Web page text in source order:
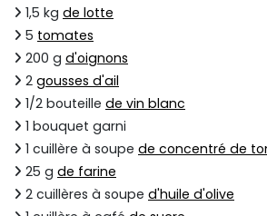
1,5 kg de lotte
5 tomates
200 g d'oignons
2 gousses d'ail
1/2 bouteille de vin blanc
1 bouquet garni
1 cuillère à soupe de concentré de
25 g de farine
2 cuillères à soupe d'huile d'olive